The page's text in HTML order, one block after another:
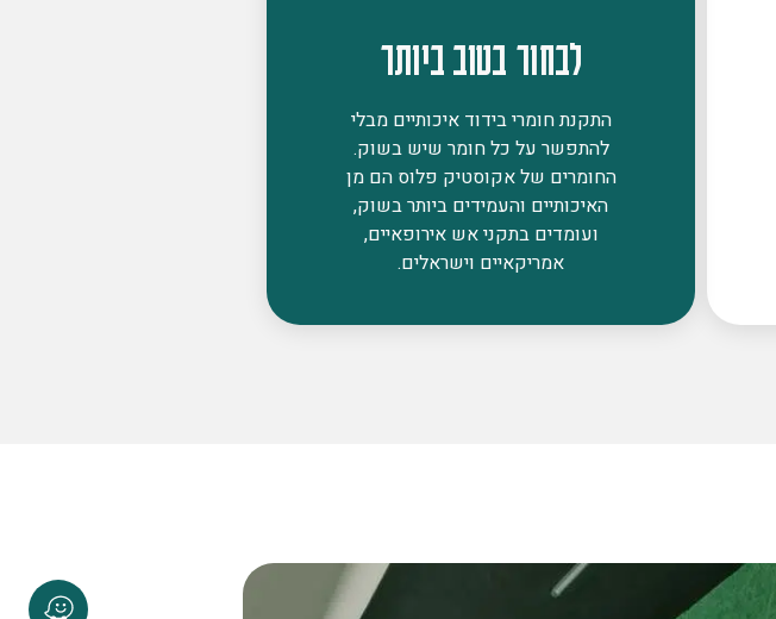
לבחור בטוב ביותר
התקנת חומרי בידוד איכותיים מבלי
להתפשר על כל חומר שיש בשוק.
החומרים של אקוסטיק פלוס הם מן
האיכותיים והעמידים ביותר בשוק,
ועומדים בתקני אש אירופאיים,
אמריקאיים וישראלים.